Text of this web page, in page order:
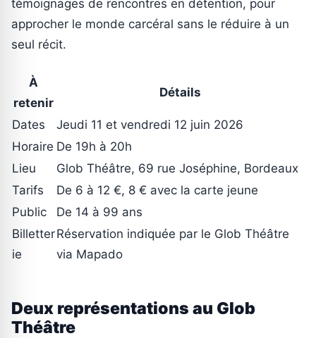
témoignages de rencontres en détention, pour
approcher le monde carcéral sans le réduire à un
seul récit.
À
retenir
Détails
Dates
Jeudi 11 et vendredi 12 juin 2026
Horaire De 19h à 20h
Lieu
Glob Théâtre, 69 rue Joséphine, Bordeaux
Tarifs
De 6 à 12 €, 8 € avec la carte jeune
Public
De 14 à 99 ans
Billetter
ie
Réservation indiquée par le Glob Théâtre
via Mapado
Deux représentations au Glob
Théâtre